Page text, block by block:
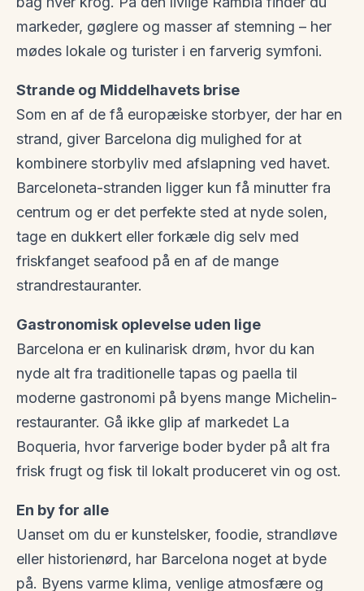
markeder, gøglere og masser af stemning – her
mødes lokale og turister i en farverig symfoni.
Strande og Middelhavets brise
Som en af de få europæiske storbyer, der har en
strand, giver Barcelona dig mulighed for at
kombinere storbyliv med afslapning ved havet.
Barceloneta-stranden ligger kun få minutter fra
centrum og er det perfekte sted at nyde solen,
tage en dukkert eller forkæle dig selv med
friskfanget seafood på en af de mange
strandrestauranter.
Gastronomisk oplevelse uden lige
Barcelona er en kulinarisk drøm, hvor du kan
nyde alt fra traditionelle tapas og paella til
moderne gastronomi på byens mange Michelin-
restauranter. Gå ikke glip af markedet La
Boqueria, hvor farverige boder byder på alt fra
frisk frugt og fisk til lokalt produceret vin og ost.
En by for alle
Uanset om du er kunstelsker, foodie, strandløve
eller historienørd, har Barcelona noget at byde
på. Byens varme klima, venlige atmosfære og